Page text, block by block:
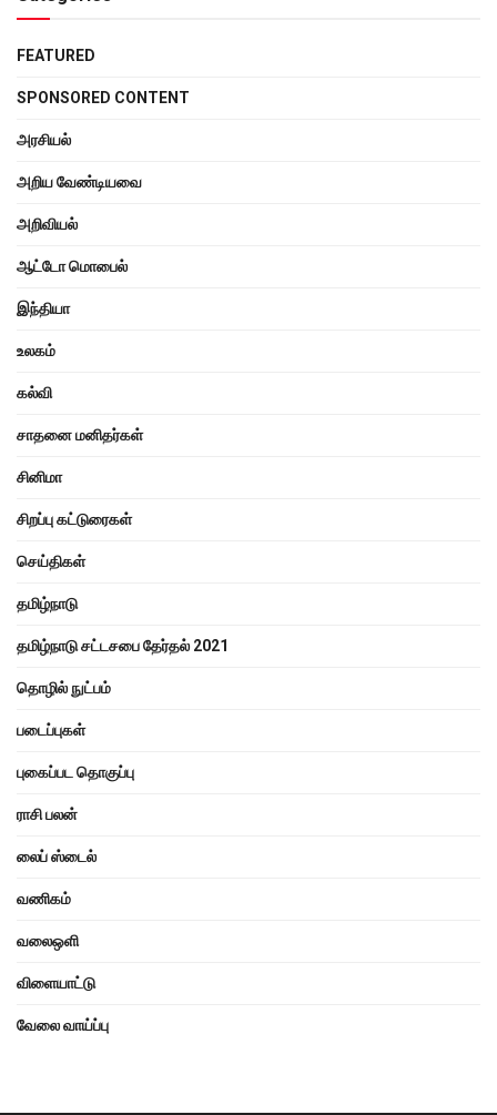
FEATURED
SPONSORED CONTENT
அரசியல்
அறிய வேண்டியவை
அறிவியல்
ஆட்டோ மொபைல்
இந்தியா
உலகம்
கல்வி
சாதனை மனிதர்கள்
சினிமா
சிறப்பு கட்டுரைகள்
செய்திகள்
தமிழ்நாடு
தமிழ்நாடு சட்டசபை தேர்தல் 2021
தொழில் நுட்பம்
படைப்புகள்
புகைப்பட தொகுப்பு
ராசி பலன்
லைப் ஸ்டைல்
வணிகம்
வலைஒளி
விளையாட்டு
வேலை வாய்ப்பு